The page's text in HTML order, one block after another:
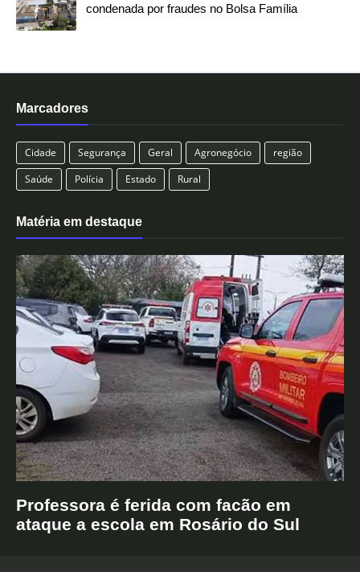
condenada por fraudes no Bolsa Família
Marcadores
Cidade Segurança Geral Agronegócio
região
Saúde
Polícia Estado Rural
Matéria em destaque
Professora é ferida com facão em
ataque a escola em Rosário do Sul